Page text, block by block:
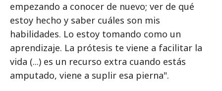
empezando a conocer de nuevo; ver de qué
estoy hecho y saber cuáles son mis
habilidades. Lo estoy tomando como un
aprendizaje. La prótesis te viene a facilitar la
vida (...) es un recurso extra cuando estás
amputado, viene a suplir esa pierna".